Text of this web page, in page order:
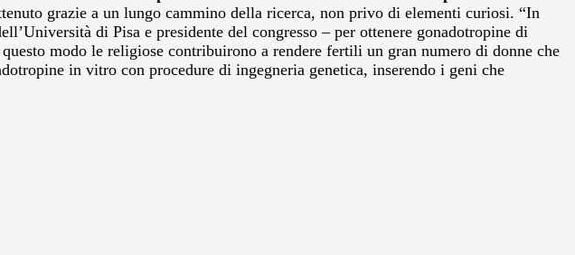
grazie a un lungo cammino della ricerca, non privo di elementi curiosi. “In
di Pisa e presidente del congresso – per ottenere gonadotropine di
modo le religiose contribuirono a rendere fertili un gran numero di donne che
in vitro con procedure di ingegneria genetica, inserendo i geni che